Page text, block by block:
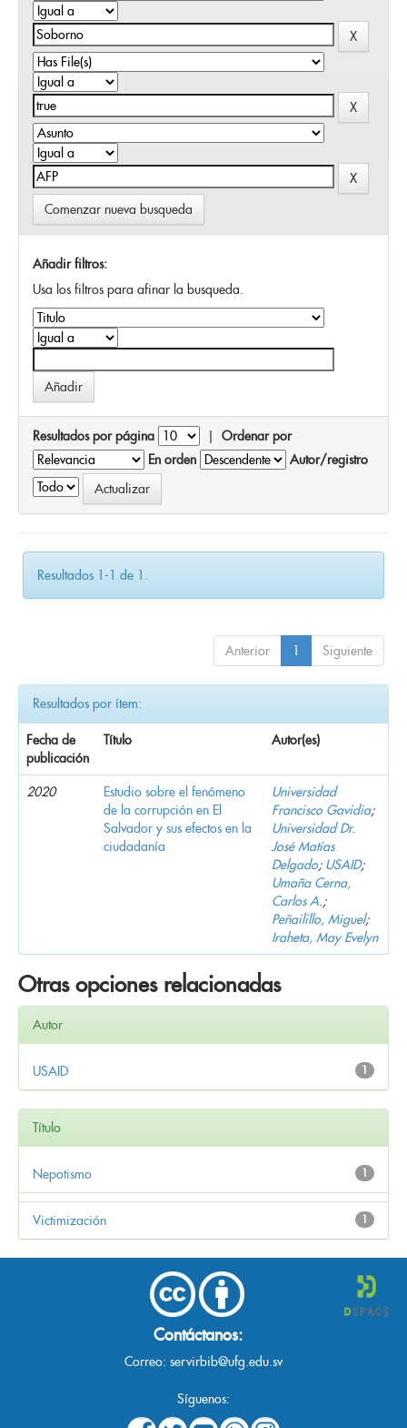
Comenzar nueva busqueda
Añadir filtros:
Usa los filtros para afinar la busqueda.
Resultados por página | Ordenar por
En orden
Autor/registro
Resultados 1-1 de 1.
Anterior 1 Siguiente
Resultados por ítem:
Fecha de
publicación
Título Autor(es)
2020
Estudio sobre el fenómeno
de la corrupción en El
Salvador y sus efectos en la
ciudadanía
Universidad
Francisco Gavidia;
Universidad Dr.
José Matías
Delgado; USAID;
Umaña Cerna,
Carlos A.;
Peñailillo, Miguel;
Iraheta, May Evelyn
Otras opciones relacionadas
Autor
1
USAID
Título
1
Nepotismo
1
Victimización
Contáctanos:
Correo: servirbib@ufg.edu.sv
Síguenos: